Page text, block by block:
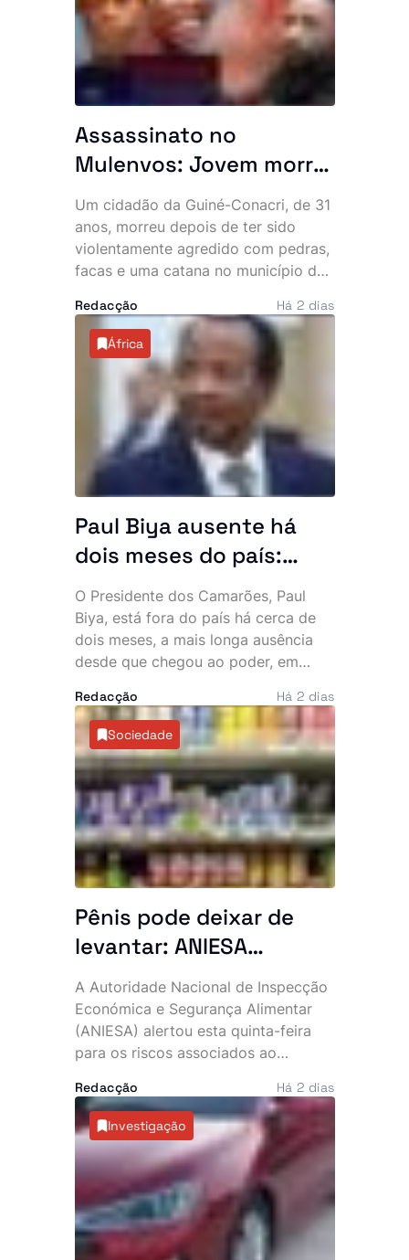
deixando os moradores em choque e
a questionar a eficácia do combate à
criminalidade na zona.
Assassinato no
Mulenvos: Jovem morre
após ataque com
pedras, facas e catana
junto a piquete policial
Um cidadão da Guiné-Conacri, de 31
anos, morreu depois de ter sido
violentamente agredido com pedras,
facas e uma catana no município do
atribuído a um grupo de marginais
conhecido por “UTT de Matar”,
ocorreu a escassos metros de um
piquete da Polícia, facto que motivou
denúncias de alegada falta de
intervenção por parte de um agente.
Redacção Há 2 dias
África
Paul Biya ausente há
dois meses do país:
Presidente mais velho
do mundo desaparece
da cena pública e
oposição exige
explicações
O Presidente dos Camarões, Paul
Biya, está fora do país há cerca de
dois meses, a mais longa ausência
desde que chegou ao poder, em
Europa intensificou as críticas da
oposição e voltou a alimentar
especulações sobre o estado de
saúde do chefe de Estado, de 93
anos.
Redacção Há 2 dias
Sociedade
Pênis pode deixar de
levantar: ANIESA
desaconselha consumo
de Power Plus e Motu
Rouge após descoberta
de substâncias
impróprias
A Autoridade Nacional de Inspecção
Económica e Segurança Alimentar
(ANIESA) alertou esta quinta-feira
para os riscos associados ao
Power Plus e Motu Rouge, depois de
análises laboratoriais terem
detectado a presença não declarada
de sildenafila, um medicamento
sujeito a prescrição médica utilizado
no tratamento da disfunção eréctil. A
entidade recomenda que os
consumidores deixem de ingerir
Redacção Há 2 dias
Investigação